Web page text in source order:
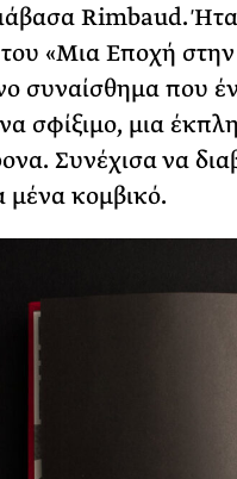
Rimbaud.
«Μια Εποχή
συναίσθημα που
σφίξιμο, μια
Συνέχισα να
μένα κομβικό.